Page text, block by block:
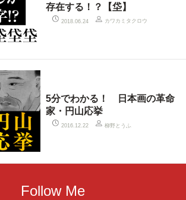
存在する！？【垈】
2018.06.24 カワカミタクロウ
5分でわかる！ 日本画の革命
家・円山応挙
2016.12.22 柳野とうふ
Follow Me